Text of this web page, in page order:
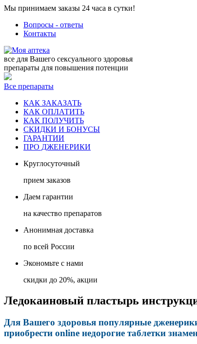
Мы принимаем заказы 24 часа в сутки!
Вопросы - ответы
Контакты
все для Вашего сексуального здоровья
препараты для повышения потенции
Все препараты
КАК ЗАКАЗАТЬ
КАК ОПЛАТИТЬ
КАК ПОЛУЧИТЬ
СКИДКИ И БОНУСЫ
ГАРАНТИИ
ПРО ДЖЕНЕРИКИ
Круглосуточный
прием заказов
Даем гарантии
на качество препаратов
Анонимная доставка
по всей России
Экономьте с нами
скидки до 20%, акции
Ледокаиновый пластырь
Для Вашего здоровья популярные
приобрести online недорогие таблетки